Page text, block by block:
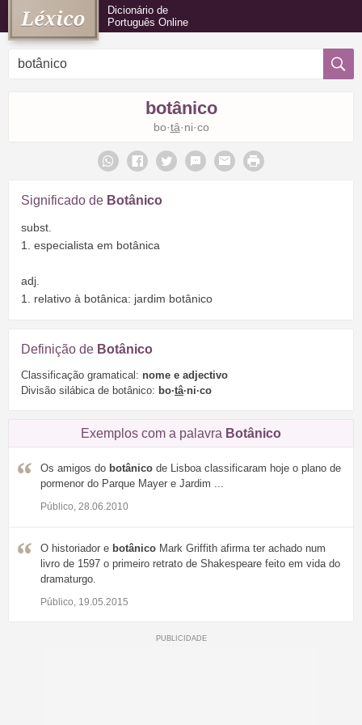
Dicionário de
Português Online
botânico
bo·tâ·ni·co
Significado de Botânico
subst.
1. especialista em botânica
adj.
1. relativo à botânica: jardim botânico
Definição de Botânico
Classificação gramatical: nome e adjectivo
Divisão silábica de botânico: bo·tâ·ni·co
Exemplos com a palavra Botânico
Os amigos do botânico de Lisboa classificaram hoje o plano de
pormenor do Parque Mayer e Jardim ...
Público, 28.06.2010
O historiador e botânico Mark Griffith afirma ter achado num
livro de 1597 o primeiro retrato de Shakespeare feito em vida do
dramaturgo.
Público, 19.05.2015